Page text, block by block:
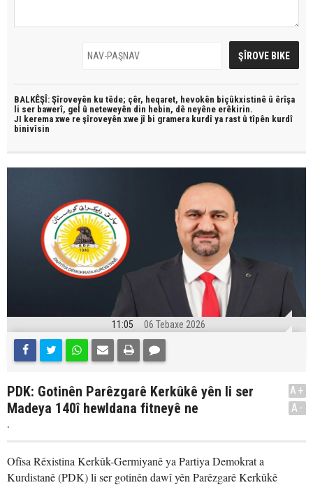
BALKÊŞÎ: Şîroveyên ku têde; çêr, heqaret, hevokên biçûkxistinê û êrîşa
li ser bawerî, gel û neteweyên din hebin, dê neyêne erêkirin.
JI kerema xwe re şîroveyên xwe jî bi gramera kurdî ya rast û tîpên kurdî
binivîsin
11:05 06 Tebaxe 2026
PDK: Gotinên Parêzgarê Kerkûkê yên li ser
Madeya 140î hewldana fitneyê ne
.
A+
A-
Ofîsa Rêxistina Kerkûk-Germiyanê ya Partiya Demokrat a
Kurdistanê (PDK) li ser gotinên dawî yên Parêzgarê Kerkûkê